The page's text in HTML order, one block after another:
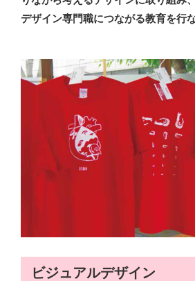
デザイン専門職につながる教育を行
ビジュアルデザイン